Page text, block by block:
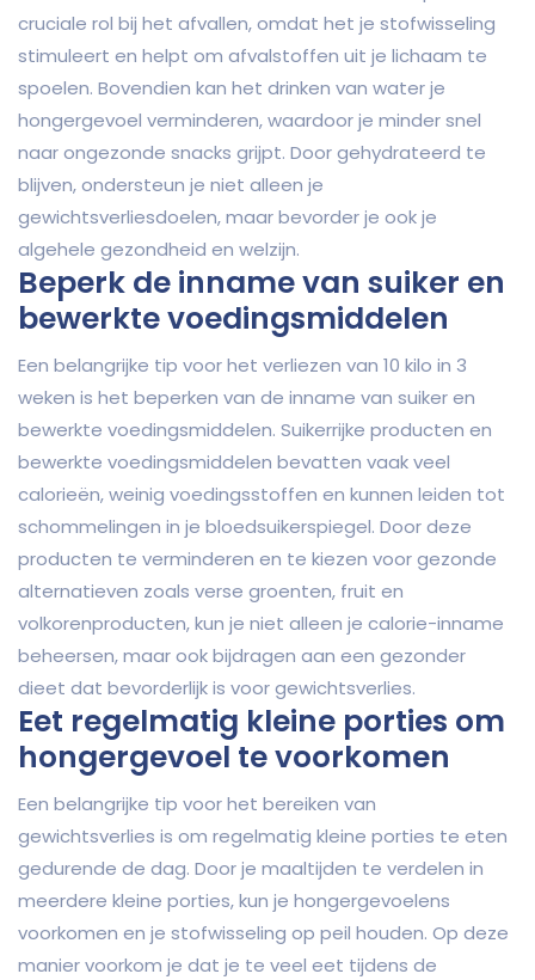
cruciale rol bij het afvallen, omdat het je stofwisseling
stimuleert en helpt om afvalstoffen uit je lichaam te
spoelen. Bovendien kan het drinken van water je
hongergevoel verminderen, waardoor je minder snel
naar ongezonde snacks grijpt. Door gehydrateerd te
blijven, ondersteun je niet alleen je
gewichtsverliesdoelen, maar bevorder je ook je
algehele gezondheid en welzijn.
Beperk de inname van suiker en
bewerkte voedingsmiddelen
Een belangrijke tip voor het verliezen van 10 kilo in 3
weken is het beperken van de inname van suiker en
bewerkte voedingsmiddelen. Suikerrijke producten en
bewerkte voedingsmiddelen bevatten vaak veel
calorieën, weinig voedingsstoffen en kunnen leiden tot
schommelingen in je bloedsuikerspiegel. Door deze
producten te verminderen en te kiezen voor gezonde
alternatieven zoals verse groenten, fruit en
volkorenproducten, kun je niet alleen je calorie-inname
beheersen, maar ook bijdragen aan een gezonder
dieet dat bevorderlijk is voor gewichtsverlies.
Eet regelmatig kleine porties om
hongergevoel te voorkomen
Een belangrijke tip voor het bereiken van
gewichtsverlies is om regelmatig kleine porties te eten
gedurende de dag. Door je maaltijden te verdelen in
meerdere kleine porties, kun je hongergevoelens
voorkomen en je stofwisseling op peil houden. Op deze
manier voorkom je dat je te veel eet tijdens de